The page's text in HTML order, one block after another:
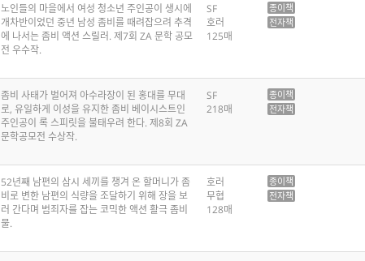
노인들의 마을에서 여성 청소년 주인공이 생시에
개차반이었던 중년 남성 좀비를 때려잡으려 추격
에 나서는 좀비 액션 스릴러. 제7회 ZA 문학 공모
전 우수작.
SF
호러
125매
종이책
전자책
좀비 사태가 벌어져 아수라장이 된 홍대를 무대
로, 유일하게 이성을 유지한 좀비 베이시스트인
주인공이 록 스피릿을 불태우려 한다. 제8회 ZA
문학공모전 수상작.
SF
218매
종이책
전자책
52년째 남편의 삼시 세끼를 챙겨 온 할머니가 좀
비로 변한 남편의 식량을 조달하기 위해 장을 보
러 간다며 범죄자를 잡는 코믹한 액션 활극 좀비
물.
호러
무협
128매
종이책
전자책